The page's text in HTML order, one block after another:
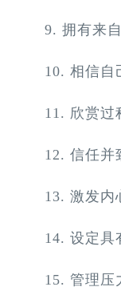
9. 拥有来
10. 相信自
11. 欣赏过
12. 信任并
13. 激发内
14. 设定具
15. 管理压